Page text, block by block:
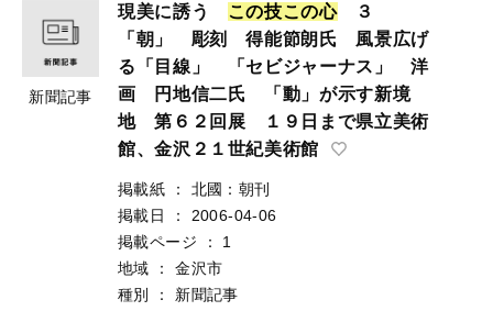
新聞記事
現美に誘う この技この心３
「朝」 彫刻 得能節朗氏 風景広げ
る「目線」 「セビジャーナス」 洋
画 円地信二氏 「動」が示す新境
地 第６２回展 １９日まで県立美術
館、金沢２１世紀美術館
掲載紙 ：
北國：朝刊
掲載日
：
2006-04-06
掲載ページ
：
1
地域
：
金沢市
種別
： 新聞記事